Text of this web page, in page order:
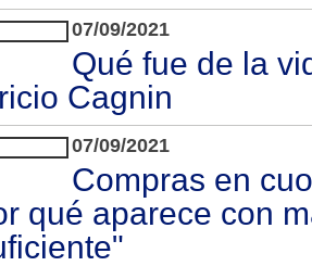
07/09/2021
Qué fue de la
Cagnin
07/09/2021
Compras en
qué aparece con